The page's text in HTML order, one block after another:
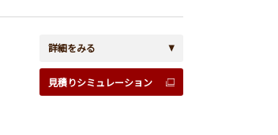
詳細をみる
見積りシミュレーション